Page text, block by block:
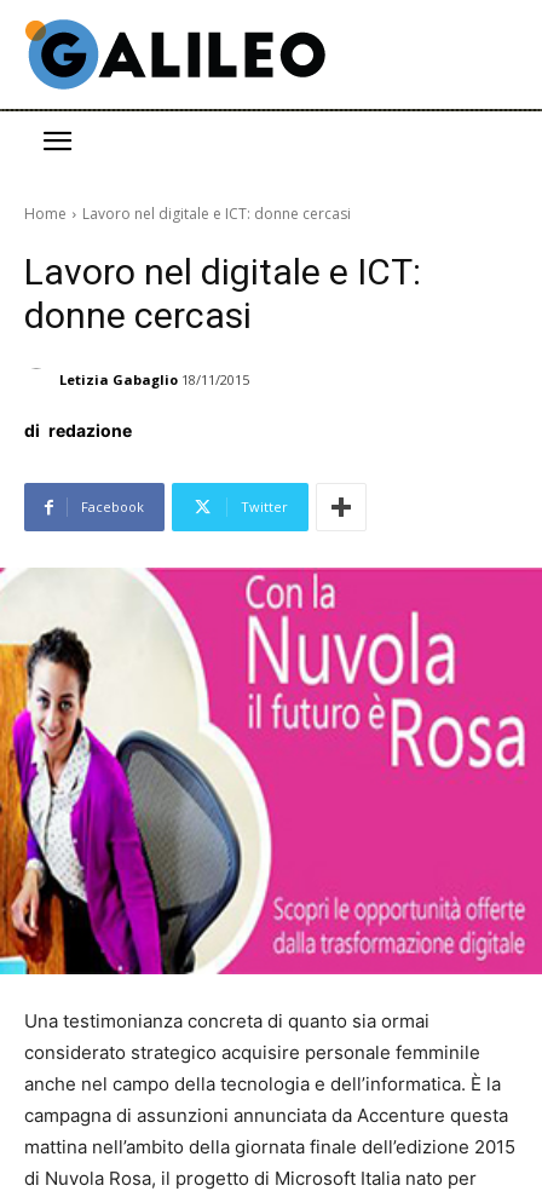
Home Lavoro nel digitale e ICT: donne cercasi
Lavoro nel digitale e ICT:
donne cercasi
Letizia Gabaglio 18/11/2015
di redazione
Facebook Twitter
Una testimonianza concreta di quanto sia ormai
considerato strategico acquisire personale femminile
anche nel campo della tecnologia e dell’informatica. È la
campagna di assunzioni annunciata da Accenture questa
mattina nell’ambito della giornata finale dell’edizione 2015
di Nuvola Rosa, il progetto di Microsoft Italia nato per